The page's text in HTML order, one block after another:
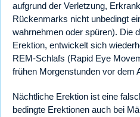
aufgrund der Verletzung,
Rückenmarks nicht unbedingt
wahrnehmen oder spüren). Die
Erektion, entwickelt sich
REM-Schlafs (Rapid Eye
frühen Morgenstunden vor dem
Nächtliche Erektion ist eine
bedingte Erektionen auch bei